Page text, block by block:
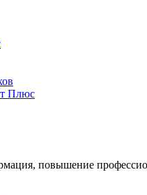
Плюс
повышение